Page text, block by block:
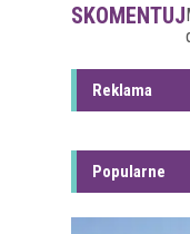
SKOMENTUJ
Reklama
Popularne